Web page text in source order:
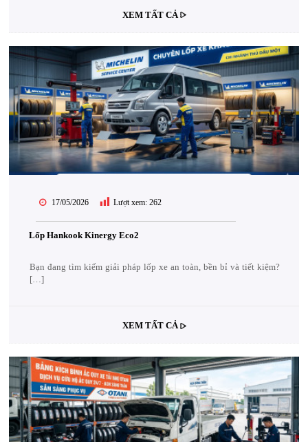
XEM TẤT CẢ
17/05/2026 Lượt xem: 262
Lốp Hankook Kinergy Eco2
Bạn đang tìm kiếm giải pháp lốp xe an toàn, bền bỉ và tiết kiệm?
[…]
XEM TẤT CẢ